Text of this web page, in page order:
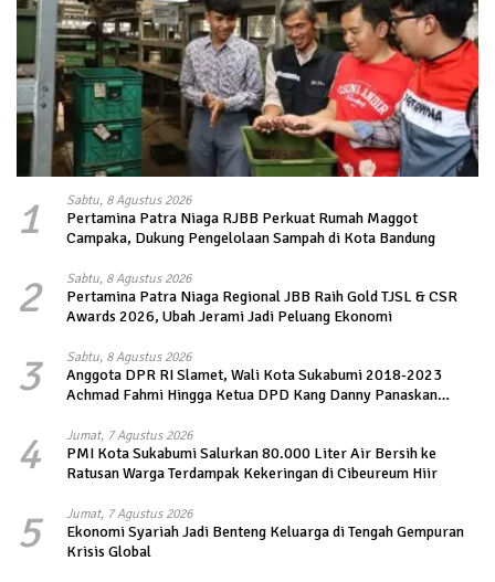
1 Sabtu, 8 Agustus 2026
Pertamina Patra Niaga RJBB Perkuat Rumah Maggot
Campaka, Dukung Pengelolaan Sampah di Kota Bandung
2 Sabtu, 8 Agustus 2026
Pertamina Patra Niaga Regional JBB Raih Gold TJSL & CSR
Awards 2026, Ubah Jerami Jadi Peluang Ekonomi
3 Sabtu, 8 Agustus 2026
Anggota DPR RI Slamet, Wali Kota Sukabumi 2018-2023
Achmad Fahmi Hingga Ketua DPD Kang Danny Panaskan
4 Jumat, 7 Agustus 2026
PMI Kota Sukabumi Salurkan 80.000 Liter Air Bersih ke
Ratusan Warga Terdampak Kekeringan di Cibeureum Hiir
5 Jumat, 7 Agustus 2026
Ekonomi Syariah Jadi Benteng Keluarga di Tengah Gempuran
Krisis Global